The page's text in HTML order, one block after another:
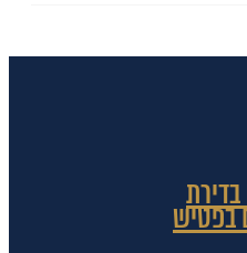
בפטיש